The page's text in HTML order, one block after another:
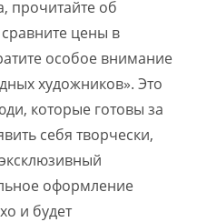
прочитайте об
цены в
особое внимание
художников». Это
которые готовы за
себя творчески,
оформление
и будет